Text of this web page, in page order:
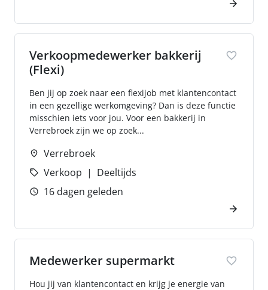
Verkoopmedewerker bakkerij
(Flexi)
Ben jij op zoek naar een flexijob met klantencontact
in een gezellige werkomgeving? Dan is deze functie
misschien iets voor jou. Voor een bakkerij in
Verrebroek zijn we op zoek...
Verrebroek
Verkoop
Deeltijds
16 dagen geleden
Medewerker supermarkt
Hou jij van klantencontact en krijg je energie van